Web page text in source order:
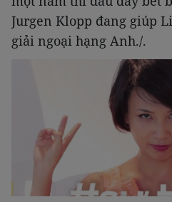
Jurgen Klopp đang giúp
giải ngoại hạng Anh./.